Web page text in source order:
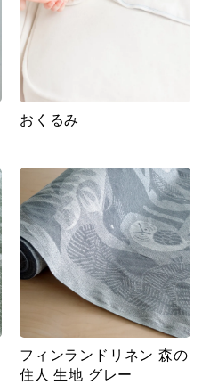
おくるみ
フィンランドリネン 森の
住人 生地 グレー